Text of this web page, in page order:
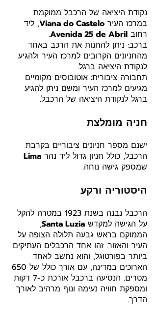
נקודת היציאה של הרכבל ממוקמת
במרכז העיר Viana do Castelo, ליד
רחוב Avenida 25 de Abril
.
ברכב: ניתן להחנות את הרכב באחד
מהחניונים הקרובים למרכז העיר ולהגיע
לנקודת היציאה ברגל.
תחבורה ציבורית: אוטובוסים מקומיים
מגיעים למרכז העיר ומשם ניתן להגיע
ברגל לנקודת היציאה של הרכבל.
חניה מומלצת
ישנם מספר חניונים ציבוריים בקרבת
הרכבל, כולל חניון גדול ליד נהר Lima
שמספק גישה נוחה.
היסטוריה ורקע
הרכבל נבנה בשנת 1923 במטרה להקל
על הגישה למקדש Santa Luzia
,
הממוקם בראש גבעה תלולה הצופה על
העיר והאזור. זהו אחד הרכבלים העתיקים
ביותר בפורטוגל, והוא נחשב לאחד
הארוכים במדינה, עם אורך כולל של 650
מטרים. הנסיעה ברכבל אורכת כ-7 דקות
ומספקת חוויה נעימה ונוף מרהיב לאורך
הדרך.